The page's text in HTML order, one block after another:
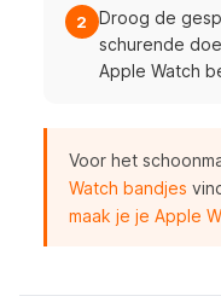
2
Droog de
schurende
Apple Watch
Voor het
Watch bandjes
maak je je Apple